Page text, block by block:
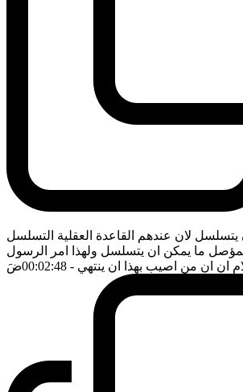
يتسلسل لان عندهم القاعدة العقلية التسلسل
المؤصل ما يمكن ان يتسلسل ولهذا امر الرسول
ان ان من اصيب بهذا ان ينتهي - 00:02:48 ضَ